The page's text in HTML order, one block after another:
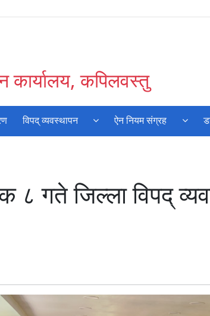
कार्यालय, कपिलवस्तु
विपद् व्यवस्थापन ऐन नियम संग्रह
८ गते जिल्ला विपद्